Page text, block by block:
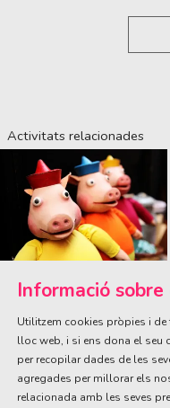
Activitats relacionades
ÀREA DE CULTURA
Olivareta, 38 · T. 972 83 00
Informació sobre
Utilitzem cookies pròpies i de
lloc web, i si ens dona el seu
per recopilar dades de les
agregades per millorar els
relacionada amb les seves